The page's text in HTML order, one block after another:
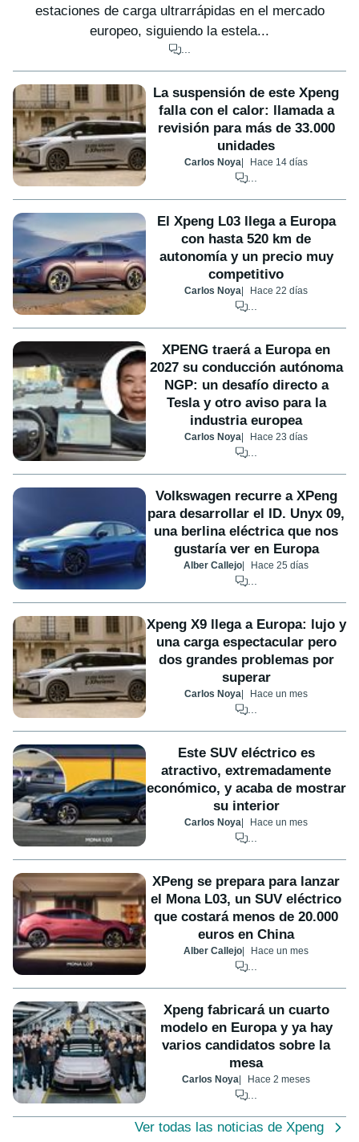
estaciones de carga ultrarrápidas en el mercado
europeo, siguiendo la estela...
...
La suspensión de este Xpeng
falla con el calor: llamada a
revisión para más de 33.000
unidades
Carlos Noya Hace 14 días
...
El Xpeng L03 llega a Europa
con hasta 520 km de
autonomía y un precio muy
competitivo
Carlos Noya Hace 22 días
...
XPENG traerá a Europa en
2027 su conducción autónoma
NGP: un desafío directo a
Tesla y otro aviso para la
industria europea
Carlos Noya Hace 23 días
...
Volkswagen recurre a XPeng
para desarrollar el ID. Unyx 09,
una berlina eléctrica que nos
gustaría ver en Europa
Alber Callejo Hace 25 días
...
Xpeng X9 llega a Europa: lujo y
una carga espectacular pero
dos grandes problemas por
superar
Carlos Noya Hace un mes
...
Este SUV eléctrico es
atractivo, extremadamente
económico, y acaba de mostrar
su interior
Carlos Noya Hace un mes
...
XPeng se prepara para lanzar
el Mona L03, un SUV eléctrico
que costará menos de 20.000
euros en China
Alber Callejo Hace un mes
...
Xpeng fabricará un cuarto
modelo en Europa y ya hay
varios candidatos sobre la
mesa
Carlos Noya Hace 2 meses
...
Ver todas las noticias de Xpeng